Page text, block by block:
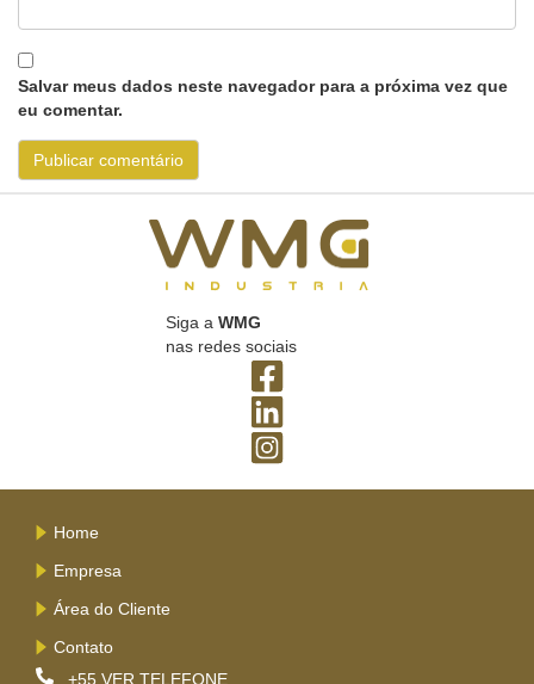
Salvar meus dados neste navegador para a próxima vez que
eu comentar.
Siga a WMG
nas redes sociais
Home
Empresa
Área do Cliente
Contato
+55 VER TELEFONE